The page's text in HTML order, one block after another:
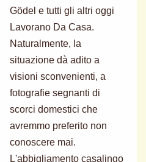
Gödel e tutti gli altri oggi
Lavorano Da Casa.
Naturalmente, la
situazione dà adito a
visioni sconvenienti, a
fotografie segnanti di
scorci domestici che
avremmo preferito non
conoscere mai.
L'abbigliamento casalingo